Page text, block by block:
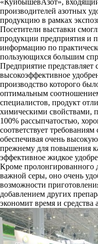
производителей азотных
продукцию в рамках
Посетители выставки
продукции предприятия и
информацию по
пользующихся большим
Предприятие представляет
высокоэффективное
производство которого
оптимальным
специалистов, продукт
химическими свойствами,
100% рассыпчатостью,
соответствует
обеспечивая очень
прежнему для повышения
эффективное жидкое
Кроме пролонгированного
важной серы, оно очень
возможности
добавлением других
экономит время и средства